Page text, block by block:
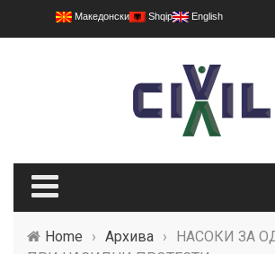
Македонски Shqip English
Home › Архива ›
НАСОКИ ЗА